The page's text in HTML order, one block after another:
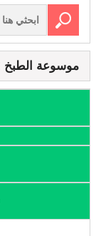
موسوعة الطبخ